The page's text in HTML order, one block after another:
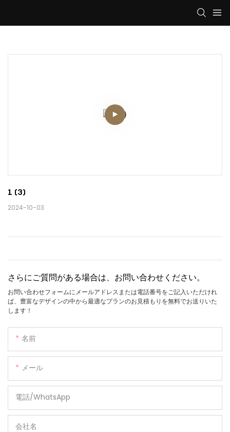
1 (3)
2024-10-03
さらにご質問がある場合は、お問い合わせください。
お問い合わせフォームにメールアドレスまたは電話番号をご記入いただけれ
ば、豊富なデザインの中から最適なプランのお見積もりを無料でお送りいた
します！
名前
メール
電話/WhatsApp
会社名